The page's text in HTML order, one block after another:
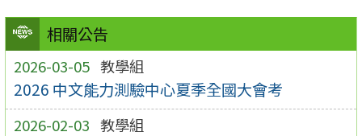
相關公告
2026-03-05 教學組
2026 中文能力測驗中心夏季全國大會考
2026-02-03 教學組